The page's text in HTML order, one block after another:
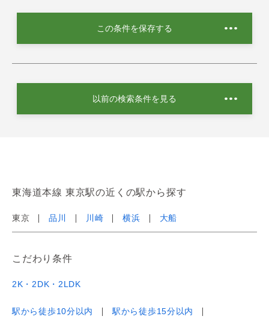
この条件を保存する
以前の検索条件を見る
東海道本線 東京駅の近くの駅から探す
東京 品川 川崎 横浜 大船
こだわり条件
2K・2DK・2LDK
駅から徒歩10分以内
駅から徒歩15分以内